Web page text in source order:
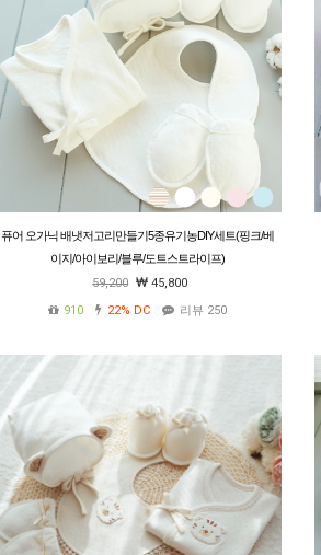
퓨어 오가닉 배냇저고리만들기5종유기농DIY세트(핑크/베
이지/아이보리/블루/도트스트라이프)
59,200
45,800
910
22% DC 리뷰 250